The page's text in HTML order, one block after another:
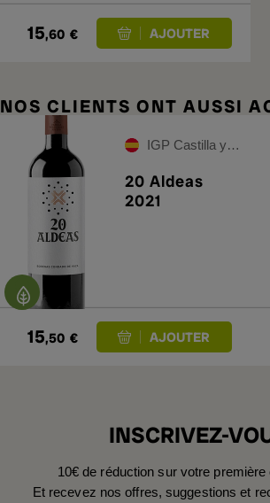
15,60 €
NOS CLIENTS ONT AUSSI
IGP Castilla y León
20 Aldeas
2021
15,50 €
INSCRIVEZ-
10€ de réduction sur votre première
Et recevez nos offres, suggestions et